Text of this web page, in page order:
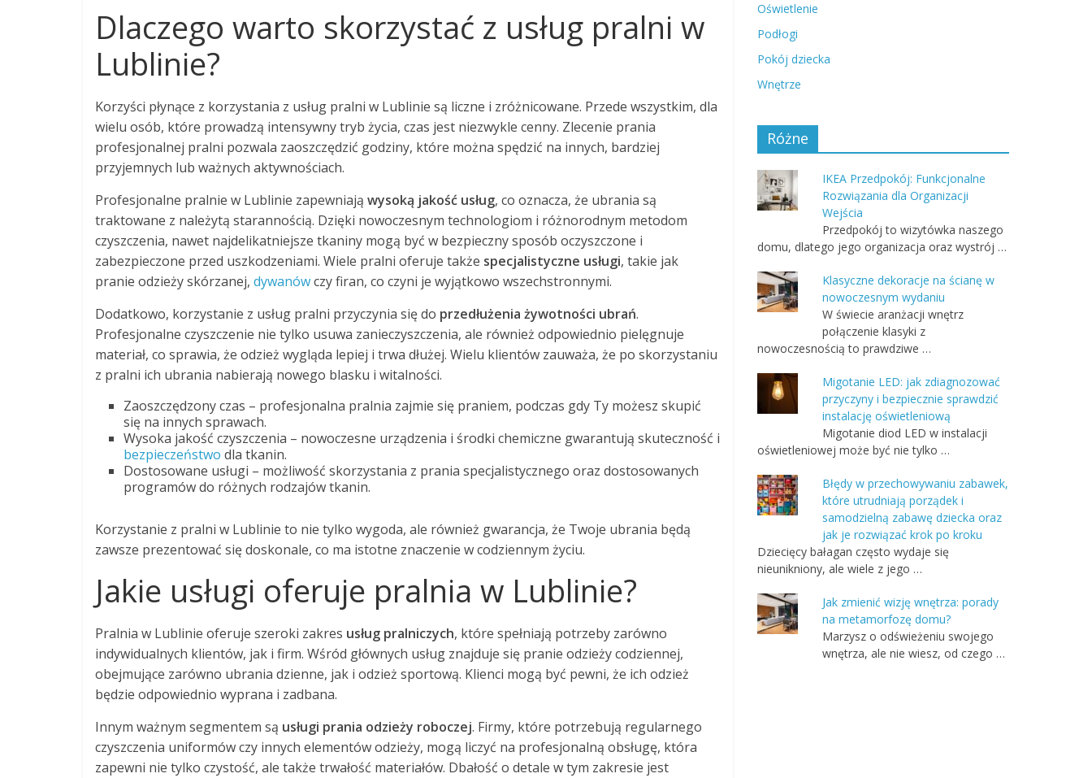
Dlaczego warto skorzystać z usług pralni w
Lublinie?
Korzyści płynące z korzystania z usług pralni w Lublinie są liczne i zróżnicowane. Przede wszystkim, dla
wielu osób, które prowadzą intensywny tryb życia, czas jest niezwykle cenny. Zlecenie prania
profesjonalnej pralni pozwala zaoszczędzić godziny, które można spędzić na innych, bardziej
przyjemnych lub ważnych aktywnościach.
Profesjonalne pralnie w Lublinie zapewniają wysoką jakość usług, co oznacza, że ubrania są
traktowane z należytą starannością. Dzięki nowoczesnym technologiom i różnorodnym metodom
czyszczenia, nawet najdelikatniejsze tkaniny mogą być w bezpieczny sposób oczyszczone i
zabezpieczone przed uszkodzeniami. Wiele pralni oferuje także specjalistyczne usługi, takie jak
pranie odzieży skórzanej, dywanówczy firan, co czyni je wyjątkowo wszechstronnymi.
Dodatkowo, korzystanie z usług pralni przyczynia się do przedłużenia żywotności ubrań.
Profesjonalne czyszczenie nie tylko usuwa zanieczyszczenia, ale również odpowiednio pielęgnuje
materiał, co sprawia, że odzież wygląda lepiej i trwa dłużej. Wielu klientów zauważa, że po skorzystaniu
z pralni ich ubrania nabierają nowego blasku i witalności.
Zaoszczędzony czas – profesjonalna pralnia zajmie się praniem, podczas gdy Ty możesz skupić
się na innych sprawach.
Wysoka jakość czyszczenia – nowoczesne urządzenia i środki chemiczne gwarantują skuteczność i
bezpieczeństwo dla tkanin.
Dostosowane usługi – możliwość skorzystania z prania specjalistycznego oraz dostosowanych
programów do różnych rodzajów tkanin.
Korzystanie z pralni w Lublinie to nie tylko wygoda, ale również gwarancja, że Twoje ubrania będą
zawsze prezentować się doskonale, co ma istotne znaczenie w codziennym życiu.
Jakie usługi oferuje pralnia w Lublinie?
Pralnia w Lublinie oferuje szeroki zakres usług pralniczych, które spełniają potrzeby zarówno
indywidualnych klientów, jak i firm. Wśród głównych usług znajduje się pranie odzieży codziennej,
obejmujące zarówno ubrania dzienne, jak i odzież sportową. Klienci mogą być pewni, że ich odzież
będzie odpowiednio wyprana i zadbana.
Innym ważnym segmentem są usługi prania odzieży roboczej. Firmy, które potrzebują regularnego
czyszczenia uniformów czy innych elementów odzieży, mogą liczyć na profesjonalną obsługę, która
zapewni nie tylko czystość, ale także trwałość materiałów. Dbałość o detale w tym zakresie jest
Oświetlenie
Podłogi
Pokój dziecka
Wnętrze
Różne
IKEA Przedpokój: Funkcjonalne
Rozwiązania dla Organizacji
Wejścia
Przedpokój to wizytówka naszego
domu, dlatego jego organizacja oraz wystrój …
Klasyczne dekoracje na ścianę w
nowoczesnym wydaniu
W świecie aranżacji wnętrz
połączenie klasyki z
nowoczesnością to prawdziwe …
Migotanie LED: jak zdiagnozować
przyczyny i bezpiecznie sprawdzić
instalację oświetleniową
Migotanie diod LED w instalacji
oświetleniowej może być nie tylko …
Błędy w przechowywaniu zabawek,
które utrudniają porządek i
samodzielną zabawę dziecka oraz
jak je rozwiązać krok po kroku
Dziecięcy bałagan często wydaje się
nieunikniony, ale wiele z jego …
Jak zmienić wizję wnętrza: porady
na metamorfozę domu?
Marzysz o odświeżeniu swojego
wnętrza, ale nie wiesz, od czego …